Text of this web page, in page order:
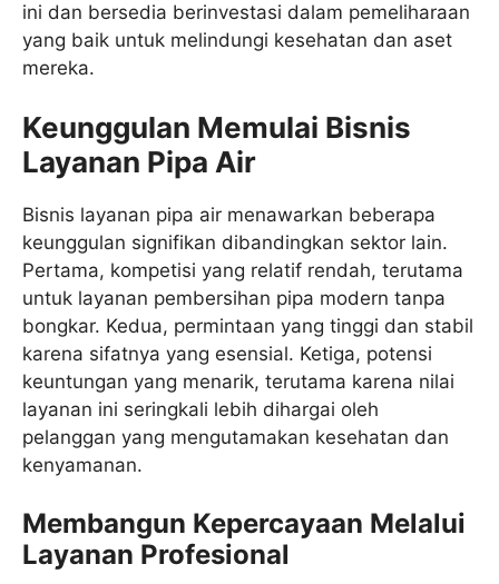
ini dan bersedia berinvestasi dalam pemeliharaan
yang baik untuk melindungi kesehatan dan aset
mereka.
Keunggulan Memulai Bisnis
Layanan Pipa Air
Bisnis layanan pipa air menawarkan beberapa
keunggulan signifikan dibandingkan sektor lain.
Pertama, kompetisi yang relatif rendah, terutama
untuk layanan pembersihan pipa modern tanpa
bongkar. Kedua, permintaan yang tinggi dan stabil
karena sifatnya yang esensial. Ketiga, potensi
keuntungan yang menarik, terutama karena nilai
layanan ini seringkali lebih dihargai oleh
pelanggan yang mengutamakan kesehatan dan
kenyamanan.
Membangun Kepercayaan Melalui
Layanan Profesional